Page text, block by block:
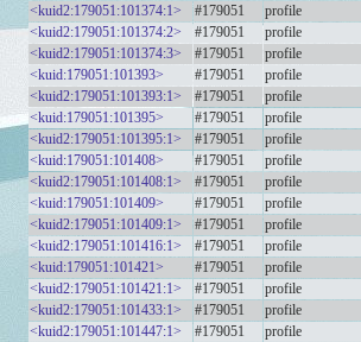
<kuid2:179051:101374:1>
#179051 profile
<kuid2:179051:101374:2>
#179051 profile
<kuid2:179051:101374:3>
#179051 profile
<kuid:179051:101393>
#179051 profile
<kuid2:179051:101393:1>
#179051 profile
<kuid:179051:101395>
#179051 profile
<kuid2:179051:101395:1>
#179051 profile
<kuid:179051:101408>
#179051 profile
<kuid2:179051:101408:1>
#179051 profile
<kuid:179051:101409>
#179051 profile
<kuid2:179051:101409:1>
#179051 profile
<kuid2:179051:101416:1>
#179051 profile
<kuid:179051:101421>
#179051 profile
<kuid2:179051:101421:1>
#179051 profile
<kuid2:179051:101433:1>
#179051 profile
<kuid2:179051:101447:1>
#179051 profile